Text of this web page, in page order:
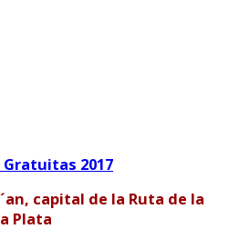
2017
capital de la Ruta de la
Plata